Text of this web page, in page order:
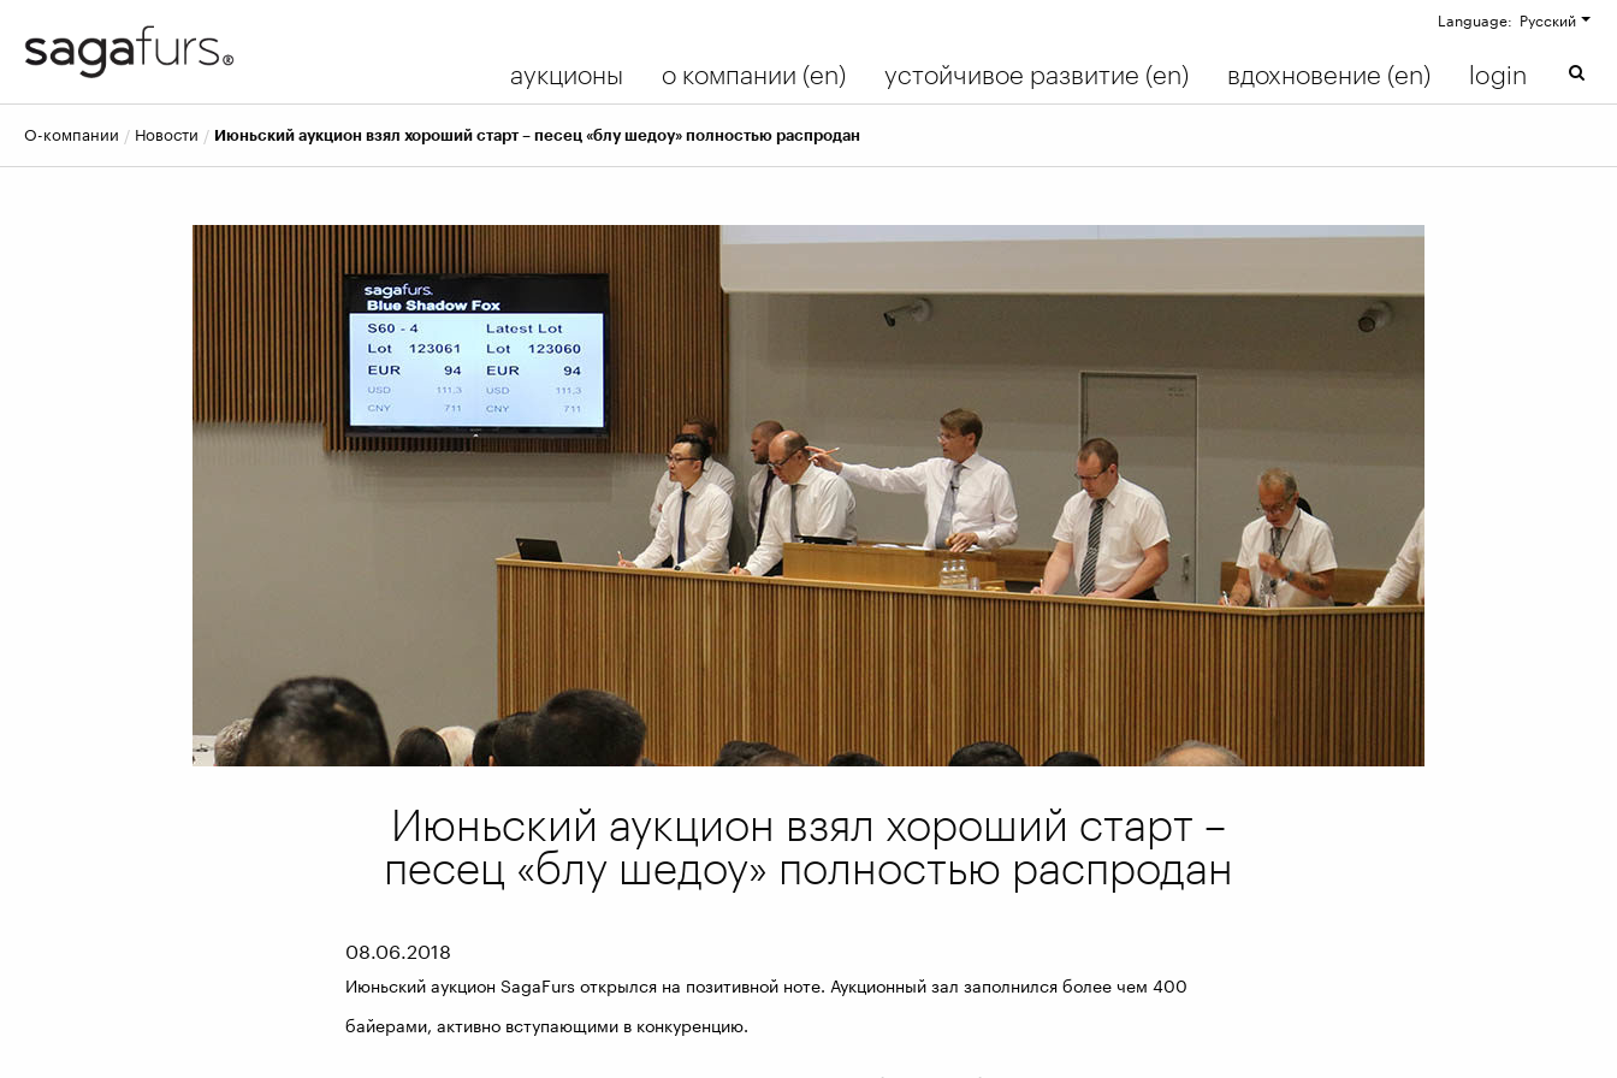
Language: Русский
аукционы о компании (en) устойчивое развитие (en) вдохновение (en) login
о-компании новости Июньский аукцион взял хороший старт – песец «блу шедоу» полностью распродан
Июньский аукцион взял хороший старт –
песец «блу шедоу» полностью распродан
08.06.2018
Июньский аукцион SagaFurs открылся на позитивной ноте. Аукционный зал заполнился более чем 400
байерами, активно вступающими в конкуренцию.